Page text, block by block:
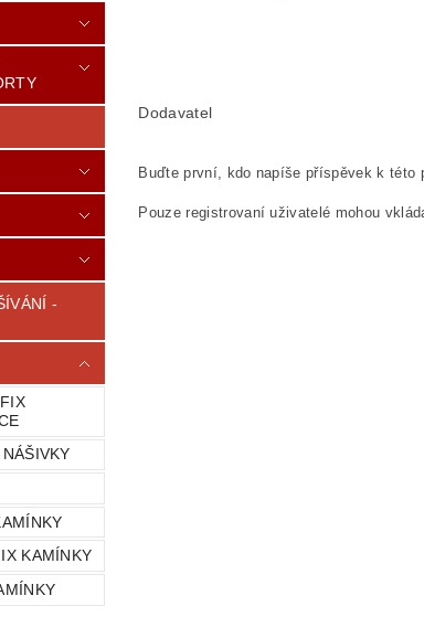
-
KAMÍNKY
Dodavatel
Buďte první, kdo napíše příspěvek k této
Pouze registrovaní uživatelé mohou